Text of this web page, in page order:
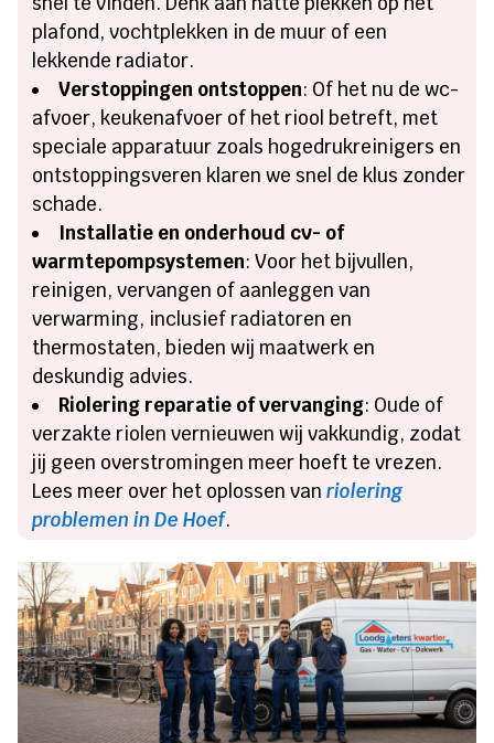
plafond, vochtplekken in de muur of een
lekkende radiator.
Verstoppingen ontstoppen: Of het nu de wc-
afvoer, keukenafvoer of het riool betreft, met
speciale apparatuur zoals hogedrukreinigers en
ontstoppingsveren klaren we snel de klus zonder
schade.
Installatie en onderhoud cv- of
warmtepompsystemen: Voor het bijvullen,
reinigen, vervangen of aanleggen van
verwarming, inclusief radiatoren en
thermostaten, bieden wij maatwerk en
deskundig advies.
Riolering reparatie of vervanging: Oude of
verzakte riolen vernieuwen wij vakkundig, zodat
jij geen overstromingen meer hoeft te vrezen.
Lees meer over het oplossen vanriolering
problemen in De Hoef.